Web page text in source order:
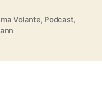
Volante, Podcast,